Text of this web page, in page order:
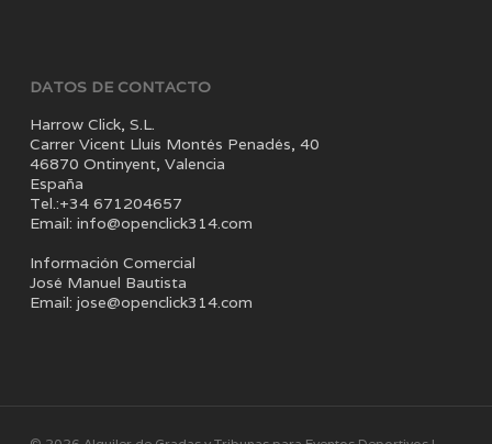
DATOS DE CONTACTO
Harrow Click, S.L.
Carrer Vicent Lluís Montés Penadés, 40
46870 Ontinyent, Valencia
España
Tel.:+34 671204657
Email: info@openclick314.com
Información Comercial
José Manuel Bautista
Email: jose@openclick314.com